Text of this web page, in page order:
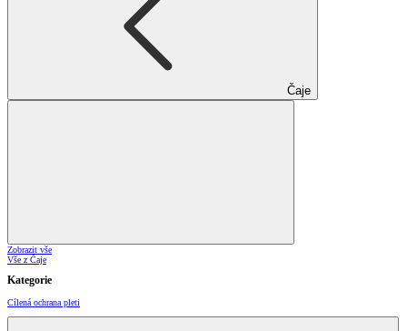
Čaje
Zobrazit vše
Vše z Čaje
Kategorie
Cílená ochrana pleti